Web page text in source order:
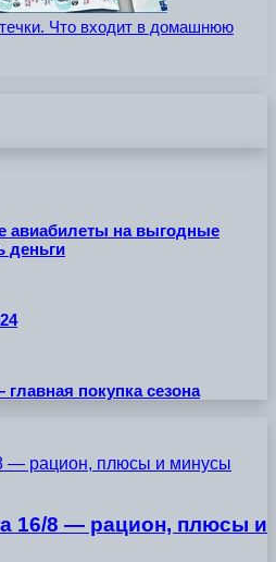
Что входит в домашнюю
авиабилеты на выгодные
деньги
покупка сезона
— рацион, плюсы и минусы
16/8 — рацион, плюсы и